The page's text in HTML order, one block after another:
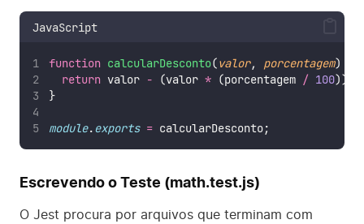
JavaScript
function calcularDesconto(valor, porcentagem) {
return valor - (valor * (porcentagem / 100));
}
module.exports = calcularDesconto;
Escrevendo o Teste (math.test.js)
O Jest procura por arquivos que terminam com